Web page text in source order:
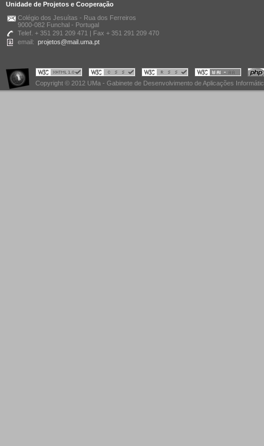
Unidade de Projetos e Cooperação
Colégio dos Jesuítas - Rua dos Ferreiros
9000-082 Funchal - Portugal
Telef. + 351 291 209 471 | Fax + 351 291 209 470
email: projetos@mail.uma.pt
Copyright © 2012 UMa - Gabinete de Desenvolvimento de Aplicações